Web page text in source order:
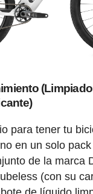
para tener tu
en un solo
de la marca
(con su